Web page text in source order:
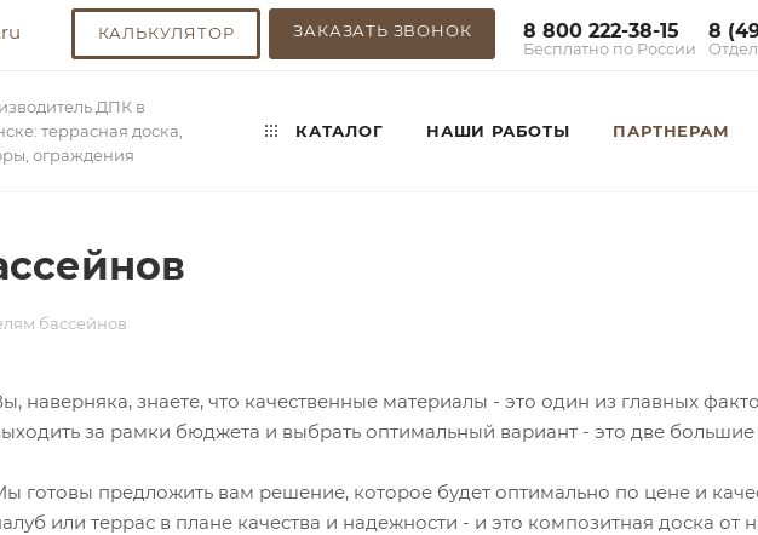
КАЛЬКУЛЯТОР ЗАКАЗАТЬ ЗВОНОК 8 800 222-38-15
Бесплатно по России
8
ДПК в
террасная доска,
ограждения
КАТАЛОГ НАШИ РАБОТЫ ПАРТНЕРАМ
бассейнов
наверняка, знаете, что качественные материалы - это один из главных
за рамки бюджета и выбрать оптимальный вариант - это две
готовы предложить вам решение, которое будет оптимально по цене и
или террас в плане качества и надежности - и это композитная доска